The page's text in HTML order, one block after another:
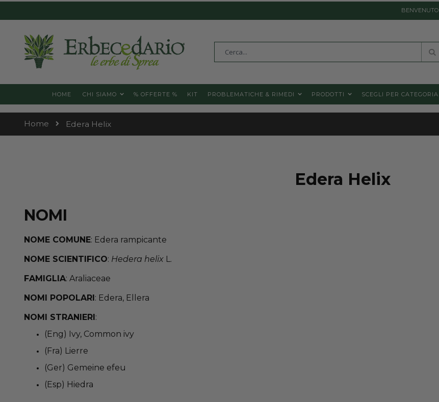
to
BENVENUTO
HOME CHI SIAMO % OFFERTE % KIT PROBLEMATICHE & RIMEDI PRODOTTI SCEGLI PER CATEGORIA
Home Edera Helix
Edera Helix
NOMI
NOME COMUNE: Edera rampicante
NOME SCIENTIFICO: Hedera helix L.
FAMIGLIA: Araliaceae
NOMI POPOLARI : Edera, Ellera
NOMI STRANIERI :
(Eng) Ivy, Common ivy
(Fra) Lierre
(Ger) Gemeine efeu
(Esp) Hiedra